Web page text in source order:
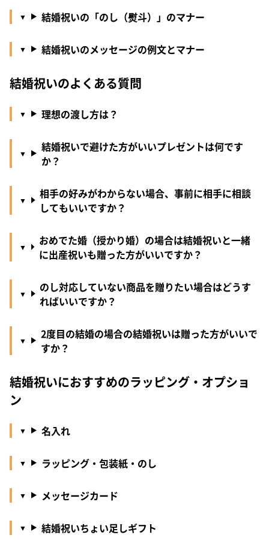
結婚祝いの「のし（熨斗）」のマナー
結婚祝いのメッセージの例文とマナー
結婚祝いのよくある質問
理想の渡し方は？
結婚祝いで避けた方がいいプレゼントは何です
か？
相手の好みがわからない場合、事前に相手に相談
してもいいですか？
おめでた婚（授かり婚）の場合は結婚祝いと一緒
に出産祝いも贈った方がいいですか？
のし対応していない商品を贈りたい場合はどうす
ればいいですか？
2度目の結婚の場合の結婚祝いは贈った方がいいで
すか？
結婚祝いにおすすめのラッピング・オプショ
ン
名入れ
ラッピング・包装紙・のし
メッセージカード
結婚祝いちょい足しギフト